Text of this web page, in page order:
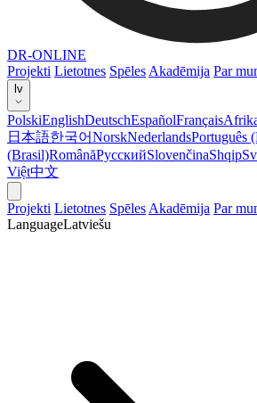
DR-ONLINE
Projekti Lietotnes Spēles Akadēmija Par
lv
PolskiEnglishDeutschEspañolFrançais
日本語한국어NorskNederlandsPortuguês
(Brasil)RomânăРусскийSlovenčinaShqip
Việt中文
Projekti Lietotnes Spēles Akadēmija Par
LanguageLatviešu